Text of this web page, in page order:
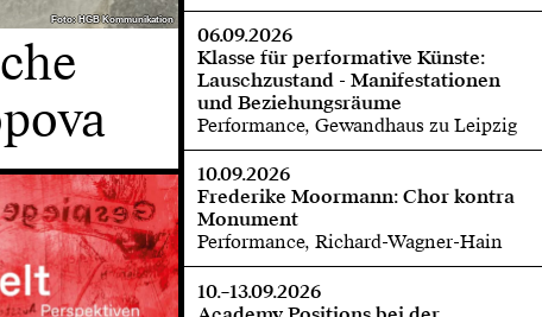
Foto: HGB Kommunikation
Foto: HGB Kommunikation
06.09.2026
Klasse für performative Künste:
Lauschzustand - Manifestationen
und Beziehungsräume
Performance, Gewandhaus zu Leipzig
10.09.2026
Frederike Moormann: Chor kontra
Monument
Performance, Richard-Wagner-Hain
10.–13.09.2026